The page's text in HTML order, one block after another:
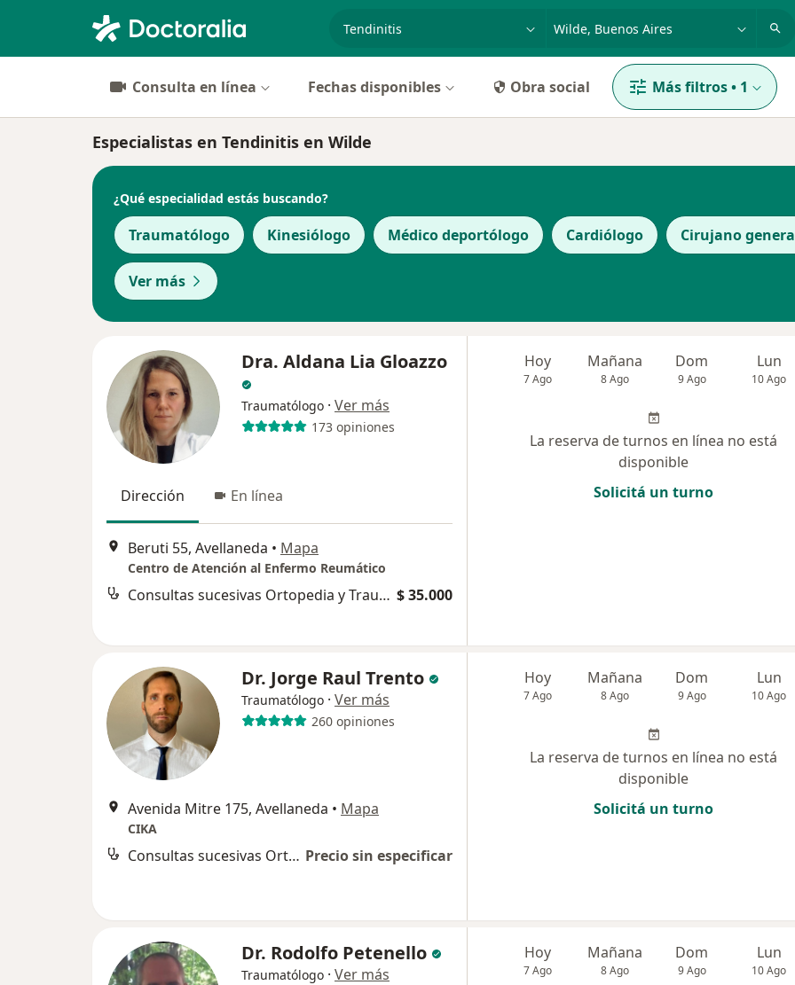
Consulta en línea Fechas disponibles Obra social Más filtros• 1
Especialistas en Tendinitis en Wilde
¿Qué especialidad estás buscando?
Traumatólogo Kinesiólogo Médico deportólogo Cardiólogo Cirujano
Ver más
Dra. Aldana Lia Gloazzo
Traumatólogo · Ver más
173 opiniones
Dirección En línea
Beruti 55, Avellaneda • Mapa
Centro de Atención al Enfermo Reumático
Consultas sucesivas Ortopedia y Traumatología $ 35.000
Hoy
7 Ago
Mañana
8 Ago
Dom
9 Ago
Lun
10 Ago
La reserva de turnos en línea no está
disponible
Solicitá un turno
Dr. Jorge Raul Trento
Traumatólogo · Ver más
260 opiniones
Avenida Mitre 175, Avellaneda • Mapa
CIKA
Consultas sucesivas Ortopedia y Traumatología Precio sin especificar
Hoy
7 Ago
Mañana
8 Ago
Dom
9 Ago
Lun
10 Ago
La reserva de turnos en línea no está
disponible
Solicitá un turno
Dr. Rodolfo Petenello
Traumatólogo · Ver más
Hoy
7 Ago
Mañana
8 Ago
Dom
9 Ago
Lun
10 Ago